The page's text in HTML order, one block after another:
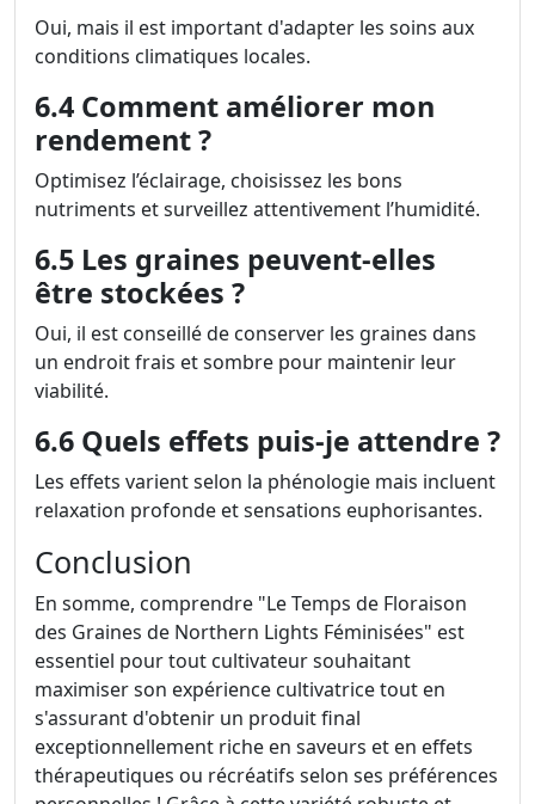
Oui, mais il est important d'adapter les soins aux
conditions climatiques locales.
6.4 Comment améliorer mon
rendement ?
Optimisez l’éclairage, choisissez les bons
nutriments et surveillez attentivement l’humidité.
6.5 Les graines peuvent-elles
être stockées ?
Oui, il est conseillé de conserver les graines dans
un endroit frais et sombre pour maintenir leur
viabilité.
6.6 Quels effets puis-je attendre ?
Les effets varient selon la phénologie mais incluent
relaxation profonde et sensations euphorisantes.
Conclusion
En somme, comprendre "Le Temps de Floraison
des Graines de Northern Lights Féminisées" est
essentiel pour tout cultivateur souhaitant
maximiser son expérience cultivatrice tout en
s'assurant d'obtenir un produit final
exceptionnellement riche en saveurs et en effets
thérapeutiques ou récréatifs selon ses préférences